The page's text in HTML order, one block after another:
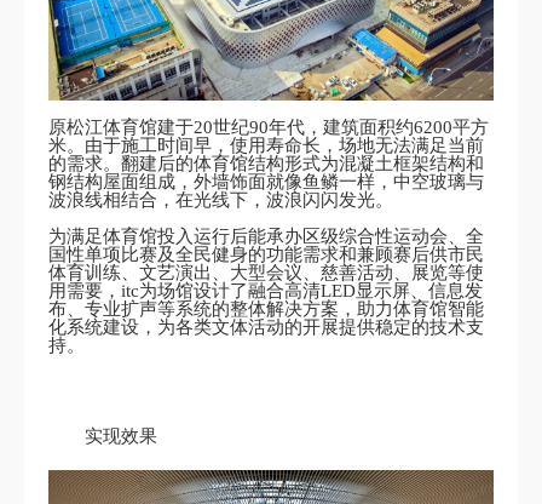
原松江体育馆建于20世纪90年代，建筑面积约6200平方
米。由于施工时间早，使用寿命长，场地无法满足当前
的需求。翻建后的体育馆结构形式为混凝土框架结构和
钢结构屋面组成，外墙饰面就像鱼鳞一样，中空玻璃与
波浪线相结合，在光线下，波浪闪闪发光。
为满足体育馆投入运行后能承办区级综合性运动会、全
国性单项比赛及全民健身的功能需求和兼顾赛后供市民
体育训练、文艺演出、大型会议、慈善活动、展览等使
用需要，itc为场馆设计了融合高清LED显示屏、信息发
布、专业扩声等系统的整体解决方案，助力体育馆智能
化系统建设，为各类文体活动的开展提供稳定的技术支
持。
实现效果